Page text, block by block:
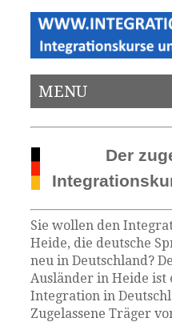
MENU
Der
Sie wollen den
Heide, die deutsche
neu in Deutschland?
Ausländer in Heide
Integration in
Zugelassene Träger